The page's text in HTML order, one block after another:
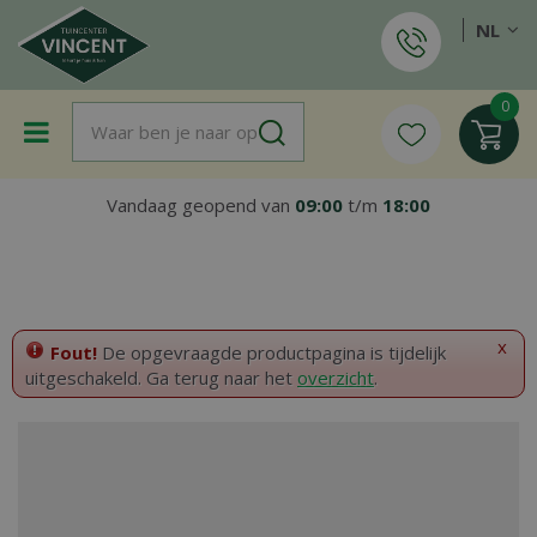
a
Vandaag geopend van 09:00 t/m 18:00
NL
x
Fout! De opgevraagde productpagina is tijdelijk
uitgeschakeld. Ga terug naar het overzicht.